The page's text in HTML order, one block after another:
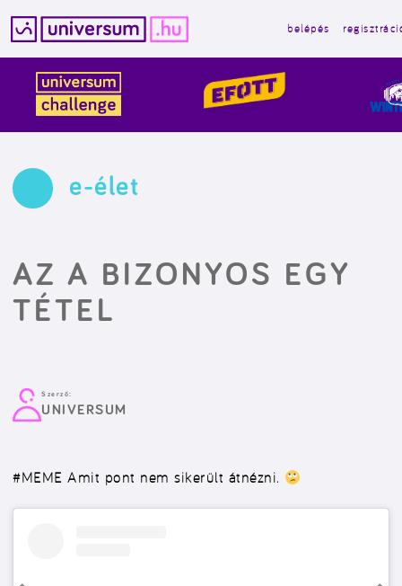
tartalomba
belépés
e-élet
AZ A BIZONYOS EGY
TÉTEL
Szerző:
UNIVERSUM
#MEME Amit pont nem sikerült átnézni.